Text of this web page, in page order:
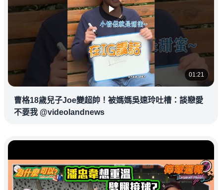
01:21
曹格18歲兒子Joe變超帥！被媽媽吳速玲吐槽：談戀愛
不要我 @videolandnews